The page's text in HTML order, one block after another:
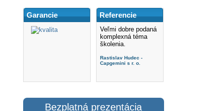
Garancie Referencie
Veľmi dobre podaná
komplexná téma
školenia.
Rastislav Hudec -
Capgemini s r. o.
Bezplatná prezentácia